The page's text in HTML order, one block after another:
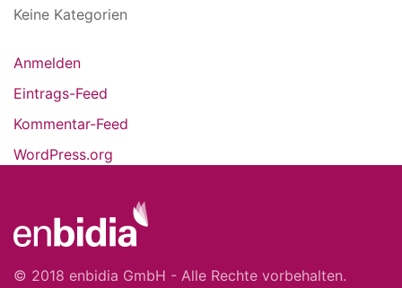
Keine Kategorien
Anmelden
Eintrags-Feed
Kommentar-Feed
WordPress.org
© 2018 enbidia GmbH - Alle Rechte vorbehalten.